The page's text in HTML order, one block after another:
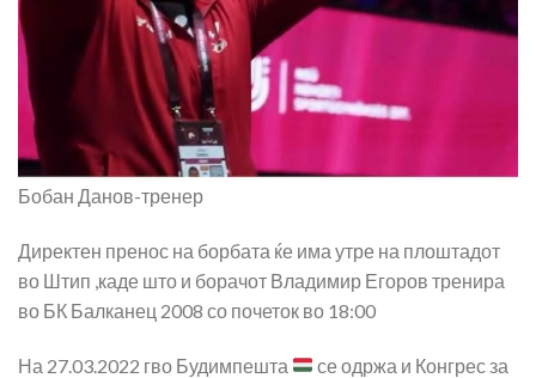
Бобан Данов-тренер
Директен пренос на борбата ќе има утре на плоштадот
во Штип ,каде што и борачот Владимир Егоров тренира
во БК Балканец 2008 со почеток во 18:00
На 27.03.2022 гво Будимпешта
се одржа и Конгрес за